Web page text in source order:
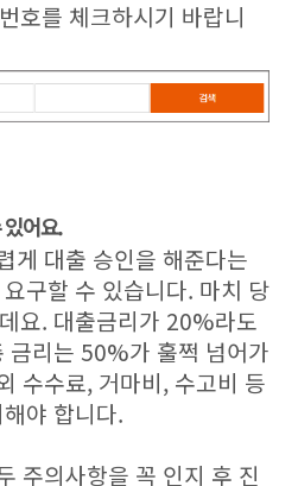
호를 체크하시기 바랍니
어요.
게 대출 승인을 해준다는
구할 수 있습니다. 마치 당
요. 대출금리가 20%라도
금리는 50%가 훌쩍 넘어가
수수료, 거마비, 수고비 등
야 합니다.
주의사항을 꼭 인지 후 진